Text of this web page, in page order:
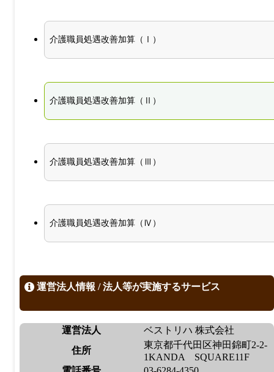
介護職員処遇改善加算（Ⅰ）
介護職員処遇改善加算（Ⅱ）
介護職員処遇改善加算（Ⅲ）
介護職員処遇改善加算（Ⅳ）
運営法人情報 / 法人等が実施するサービス
運営法人
ベストリハ 株式会社
住所
東京都千代田区神田錦町2-2-
1KANDA SQUARE11F